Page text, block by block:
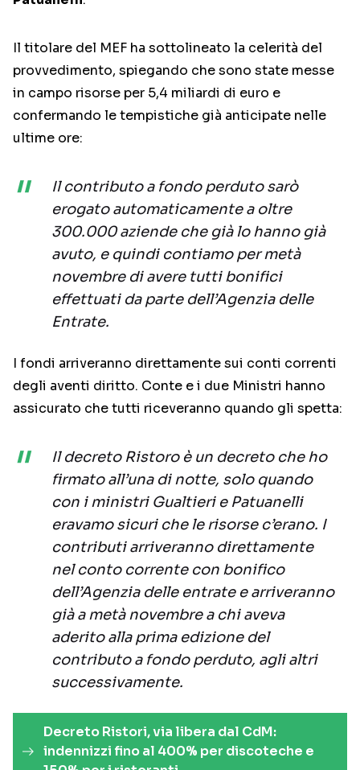
Il titolare del MEF ha sottolineato la celerità del
provvedimento, spiegando che sono state messe
in campo risorse per 5,4 miliardi di euro e
confermando le tempistiche già anticipate nelle
ultime ore:
Il contributo a fondo perduto sarò
erogato automaticamente a oltre
300.000 aziende che già lo hanno già
avuto, e quindi contiamo per metà
novembre di avere tutti bonifici
effettuati da parte dell’Agenzia delle
Entrate.
I fondi arriveranno direttamente sui conti correnti
degli aventi diritto. Conte e i due Ministri hanno
assicurato che tutti riceveranno quando gli spetta:
Il decreto Ristoro è un decreto che ho
firmato all’una di notte, solo quando
con i ministri Gualtieri e Patuanelli
eravamo sicuri che le risorse c’erano. I
contributi arriveranno direttamente
nel conto corrente con bonifico
dell’Agenzia delle entrate e arriveranno
già a metà novembre a chi aveva
aderito alla prima edizione del
contributo a fondo perduto, agli altri
successivamente.
Decreto Ristori, via libera dal CdM:
indennizzi fino al 400% per discoteche e